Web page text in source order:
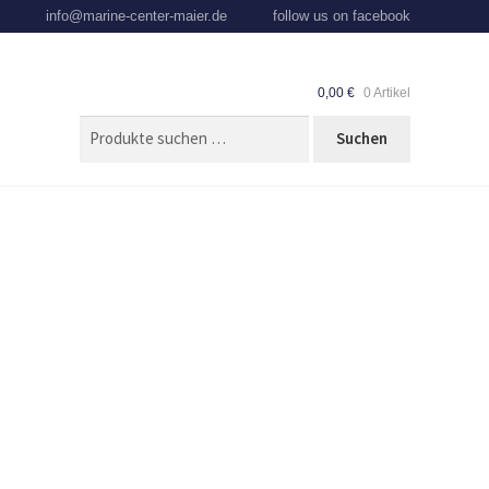
info@marine-center-maier.de follow us on facebook
Suchen
0,00 € 0 Artikel